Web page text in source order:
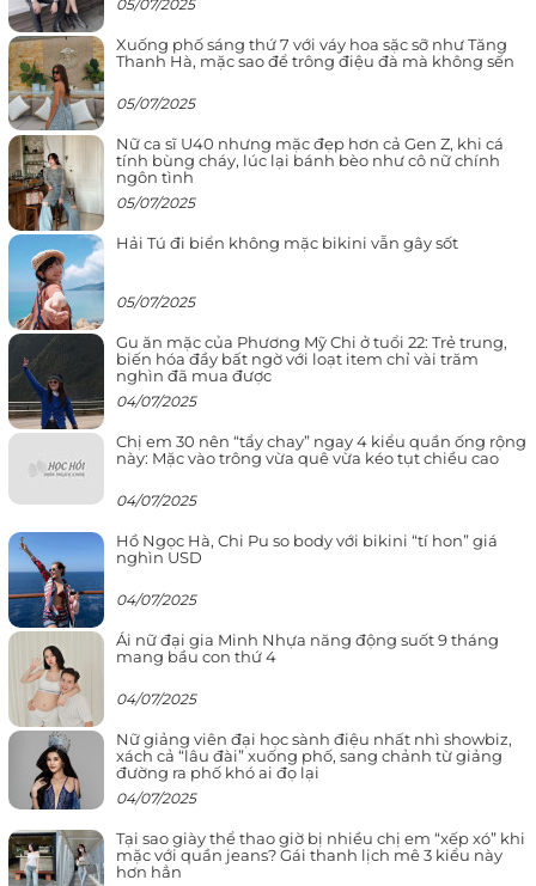
05/07/2025
Xuống phố sáng thứ 7 với váy hoa sặc sỡ như Tăng
Thanh Hà, mặc sao để trông điệu đà mà không sến
05/07/2025
Nữ ca sĩ U40 nhưng mặc đẹp hơn cả Gen Z, khi cá
tính bùng cháy, lúc lại bánh bèo như cô nữ chính
ngôn tình
05/07/2025
Hải Tú đi biển không mặc bikini vẫn gây sốt
05/07/2025
Gu ăn mặc của Phương Mỹ Chi ở tuổi 22: Trẻ trung,
biến hóa đầy bất ngờ với loạt item chỉ vài trăm
nghìn đã mua được
04/07/2025
Chị em 30 nên “tẩy chay” ngay 4 kiểu quần ống rộng
này: Mặc vào trông vừa quê vừa kéo tụt chiều cao
04/07/2025
Hồ Ngọc Hà, Chi Pu so body với bikini “tí hon” giá
nghìn USD
04/07/2025
Ái nữ đại gia Minh Nhựa năng động suốt 9 tháng
mang bầu con thứ 4
04/07/2025
Nữ giảng viên đại học sành điệu nhất nhì showbiz,
xách cả “lâu đài” xuống phố, sang chảnh từ giảng
đường ra phố khó ai đọ lại
04/07/2025
Tại sao giày thể thao giờ bị nhiều chị em “xếp xó” khi
mặc với quần jeans? Gái thanh lịch mê 3 kiểu này
hơn hẳn